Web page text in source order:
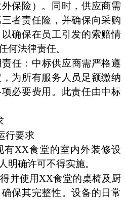
保险）。同时，供应商需
者责任险，并确保向采购
确保在员工引发的索赔情
何法律责任。
任：中标供应商需严格遵
为所有服务人员足额缴纳
必要费用。此责任由中标
行要求
有XX食堂的室内外装修设
明确许可不得实施。
并使用XX食堂的桌椅及厨
保其完整性。设备的日常